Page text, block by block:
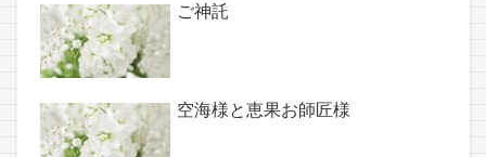
ご神託
空海様と恵果お師匠様